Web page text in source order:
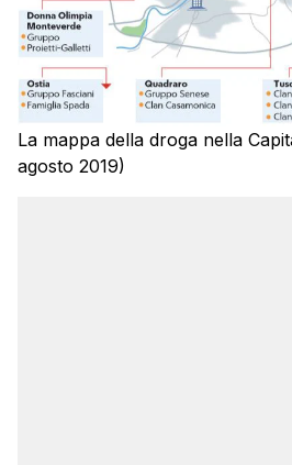
La mappa della droga nella
agosto 2019)